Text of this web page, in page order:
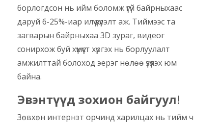
борлогдсон нь ийм боломж үгүй байрныхаас
даруй 6-25%-иар илүү үзүүлэлт аж. Тиймээс та
загварын байрныхаа 3D зураг, видеог
сонирхож буй хүмүүст хүргэх нь борлуулалт
амжилттай болоход эерэг нөлөө үзүүлэх юм
байна.
Эвэнтүүд зохион байгуул!
Зөвхөн интернэт орчинд харилцах нь тийм ч